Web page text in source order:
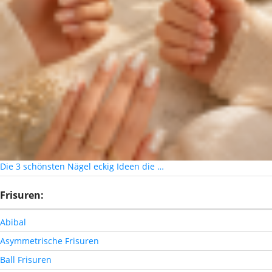
Die 3 schönsten Nägel eckig Ideen die …
Frisuren:
Abibal
Asymmetrische Frisuren
Ball Frisuren